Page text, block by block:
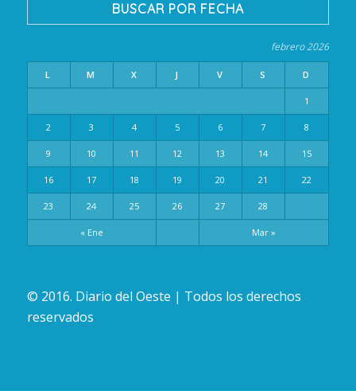
BUSCAR POR FECHA
febrero 2026
L M X J V S D
« Ene Mar »
1
2 3 4 5 6 7 8
9 10 11 12 13 14 15
16 17 18 19 20 21 22
23 24 25 26 27 28
© 2016. Diario del Oeste | Todos los derechos
reservados